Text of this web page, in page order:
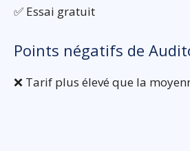
✅ Essai gratuit
Points négatifs de
❌ Tarif plus élevé que la